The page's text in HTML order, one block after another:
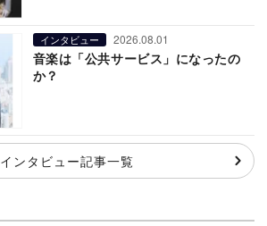
インタビュー 2026.08.01
音楽は「公共サービス」になったの
か？
インタビュー記事一覧